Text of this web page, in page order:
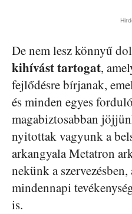
De nem lesz könnyű
kihívást tartogat,
fejlődésre bírjanak,
és minden egyes
magabiztosabban
nyitottak vagyunk a
arkangyala Metatron
nekünk a
mindennapi
is.